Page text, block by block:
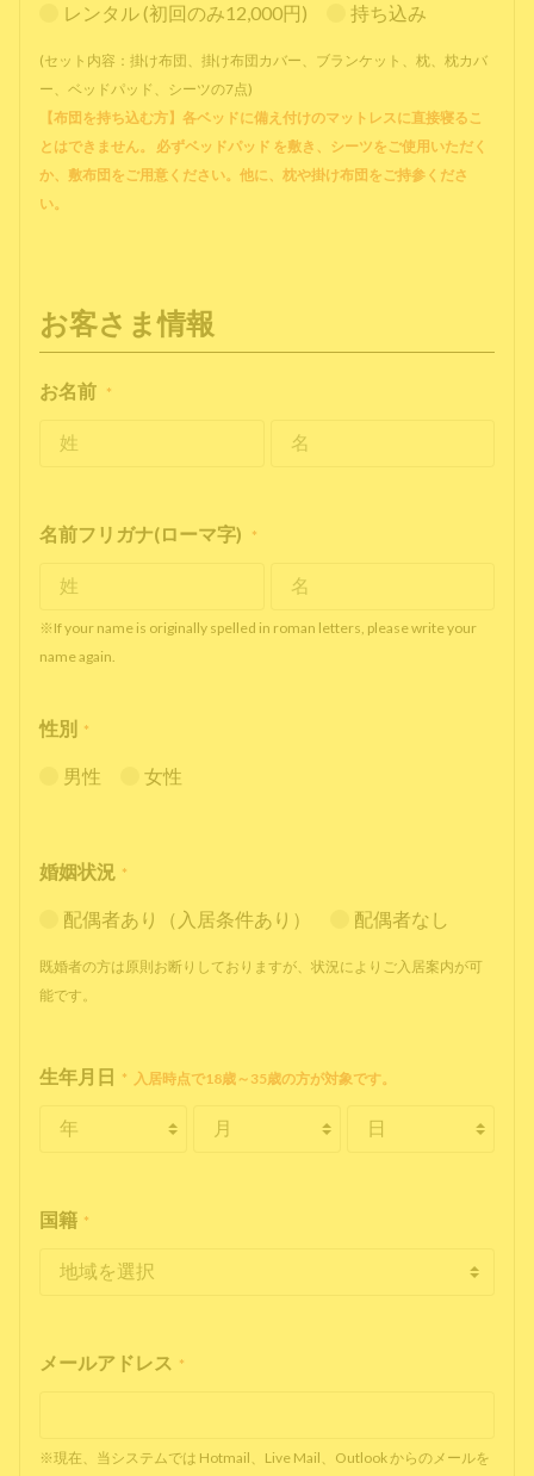
レンタル (初回のみ12,000円) 持ち込み
(セット内容：掛け布団、掛け布団カバー、ブランケット、枕、枕カバ
ー、ベッドパッド、シーツの7点)
【布団を持ち込む方】各ベッドに備え付けのマットレスに直接寝るこ
とはできません。 必ずベッドパッド を敷き、シーツをご使用いただく
か、敷布団をご用意ください。他に、枕や掛け布団をご持参くださ
い。
お客さま情報
お名前 *
名前フリガナ(ローマ字) *
※If your name is originally spelled in roman letters, please write your
name again.
性別 *
男性 女性
婚姻状況 *
配偶者あり（入居条件あり） 配偶者なし
既婚者の方は原則お断りしておりますが、状況によりご入居案内が可
能です。
生年月日 * 入居時点で18歳～35歳の方が対象です。
国籍 *
メールアドレス *
※現在、当システムでは Hotmail、Live Mail、Outlook からのメールを